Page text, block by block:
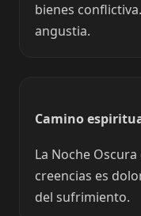
bienes
angustia.
Camino
La Noche
creencias es
del sufrimiento.